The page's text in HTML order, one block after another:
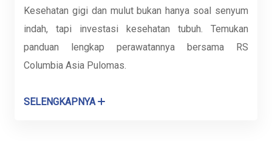
Kesehatan gigi dan mulut bukan hanya soal senyum
indah, tapi investasi kesehatan tubuh. Temukan
panduan lengkap perawatannya bersama RS
Columbia Asia Pulomas.
SELENGKAPNYA